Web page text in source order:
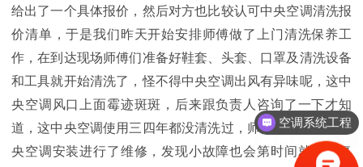
给出了一个具体报价，然后对方也比较认可中央空调清洗报
价清单，于是我们昨天开始安排师傅做了上门清洗保养工
作，在到达现场师傅们准备好鞋套、头套、口罩及清洗设备
和工具就开始清洗了，怪不得中央空调出风有异味呢，这中
央空调风口上面霉迹斑斑，后来跟负责人咨询了一下才知
道，这中央空调使用三四年都没清洗过，师傅在清洗中对中
央空调安装进行了维修，发现小故障也会第时间就行修复
空调系统工程
中央空调方案